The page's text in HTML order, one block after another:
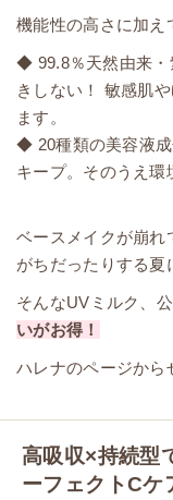
機能性の高さに加え
◆ 99.8％天然由来・
きしない！ 敏感肌
ます。
◆ 20種類の美容液
キープ。そのうえ環
ベースメイクが崩れ
がちだったりする夏
そんなUVミルク、
いがお得！
ハレナのページから
高吸収×持続型
ーフェクトCケ